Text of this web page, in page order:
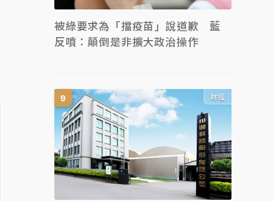
被綠要求為「擋疫苗」說道歉 藍
反噴：顛倒是非擴大政治操作
財經